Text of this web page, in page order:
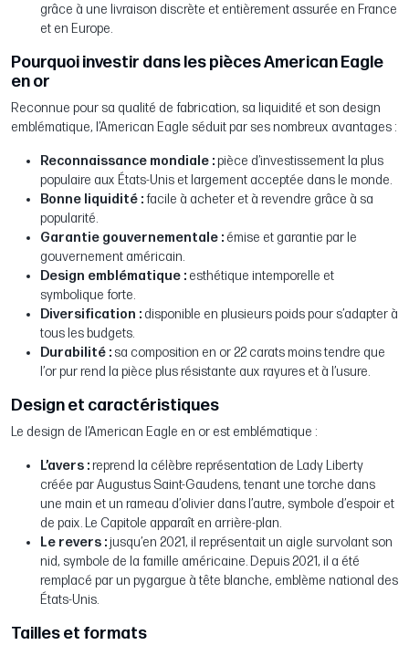
grâce à une livraison discrète et entièrement assurée en France
et en Europe.
Pourquoi investir dans les pièces American Eagle
en or
Reconnue pour sa qualité de fabrication, sa liquidité et son design
emblématique, l’American Eagle séduit par ses nombreux avantages :
Reconnaissance mondiale :pièce d’investissement la plus
populaire aux États-Unis et largement acceptée dans le monde.
Bonne liquidité :facile à acheter et à revendre grâce à sa
popularité.
Garantie gouvernementale : émise et garantie par le
gouvernement américain.
Design emblématique : esthétique intemporelle et
symbolique forte.
Diversification : disponible en plusieurs poids pour s’adapter à
tous les budgets.
Durabilité : sa composition en or 22 carats moins tendre que
l’or pur rend la pièce plus résistante aux rayures et à l’usure.
Design et caractéristiques
Le design de l’American Eagle en or est emblématique :
L’avers :reprend la célèbre représentation de Lady Liberty
créée par Augustus Saint-Gaudens, tenant une torche dans
une main et un rameau d’olivier dans l’autre, symbole d’espoir et
de paix. Le Capitole apparaît en arrière-plan.
Le revers :jusqu’en 2021, il représentait un aigle survolant son
nid, symbole de la famille américaine. Depuis 2021, il a été
remplacé par un pygargue à tête blanche, emblème national des
États-Unis.
Tailles et formats